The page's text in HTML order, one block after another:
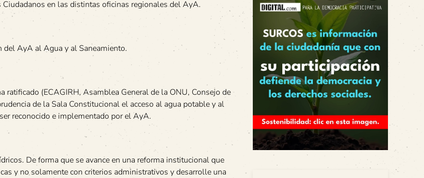
Ciudadanos en las distintas oficinas regionales del AyA.
del AyA al Agua y al Saneamiento.
ratificado (ECAGIRH, Asamblea General de la ONU, Consejo de
de la Sala Constitucional el acceso al agua potable y al
reconocido e implementado por el AyA.
De forma que se avance en una reforma institucional que
y no solamente con criterios administrativos y desarrolle una